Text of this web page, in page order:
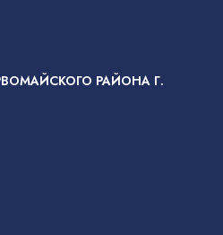
РАЙОНА Г.